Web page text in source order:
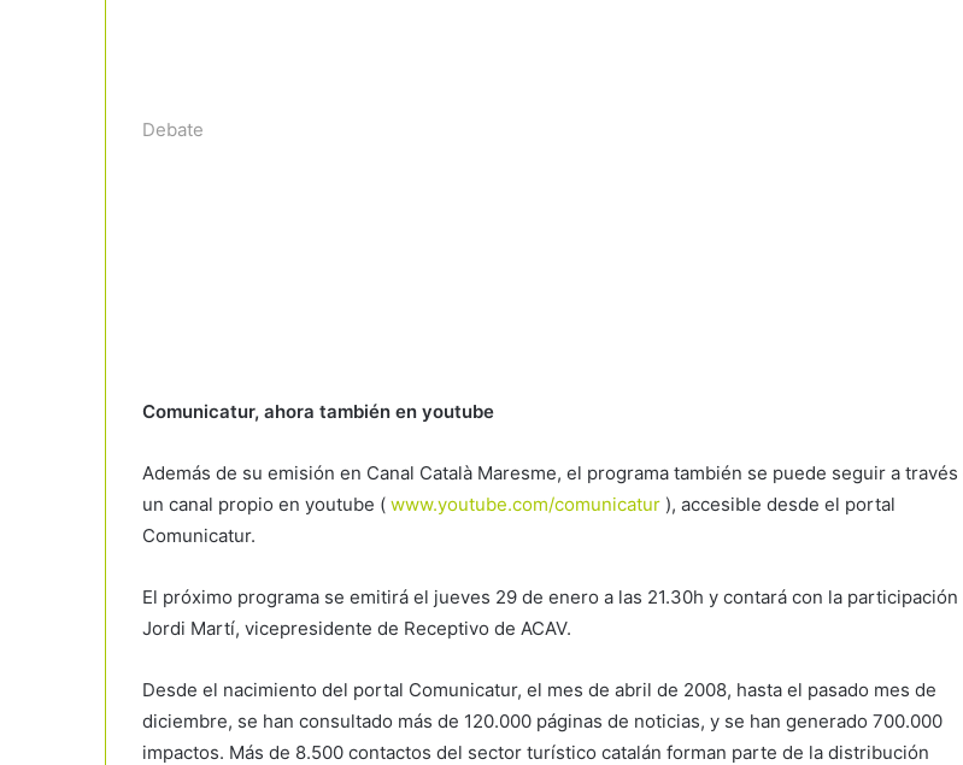
Debate
Comunicatur, ahora también en youtube
Además de su emisión en Canal Català Maresme, el programa también se puede seguir a través
un canal propio en youtube ( www.youtube.com/comunicatur ), accesible desde el portal
Comunicatur.
El próximo programa se emitirá el jueves 29 de enero a las 21.30h y contará con la participación
Jordi Martí, vicepresidente de Receptivo de ACAV.
Desde el nacimiento del portal Comunicatur, el mes de abril de 2008, hasta el pasado mes de
diciembre, se han consultado más de 120.000 páginas de noticias, y se han generado 700.000
impactos. Más de 8.500 contactos del sector turístico catalán forman parte de la distribución